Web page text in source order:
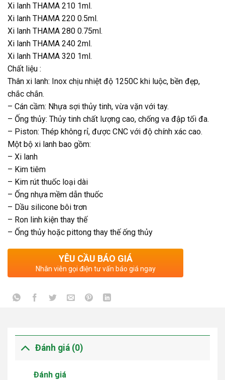
Xi lanh THAMA 210 1ml.
Xi lanh THAMA 220 0.5ml.
Xi lanh THAMA 280 0.75ml.
Xi lanh THAMA 240 2ml.
Xi lanh THAMA 320 1ml.
Chất liệu :
Thân xi lanh: Inox chịu nhiệt độ 1250C khi luộc, bền đẹp,
chắc chắn.
– Cán cầm: Nhựa sợi thủy tinh, vừa vặn với tay.
– Ống thủy: Thủy tinh chất lượng cao, chống va đập tối đa.
– Piston: Thép không rỉ, được CNC với độ chính xác cao.
Một bộ xi lanh bao gồm:
– Xi lanh
– Kim tiêm
– Kim rút thuốc loại dài
– Ống nhựa mềm dẫn thuốc
– Dầu silicone bôi trơn
– Ron linh kiện thay thế
– Ống thủy hoặc pittong thay thế ống thủy
YÊU CẦU BÁO GIÁ
Nhân viên gọi điện tư vấn báo giá ngay
Đánh giá (0)
Đánh giá